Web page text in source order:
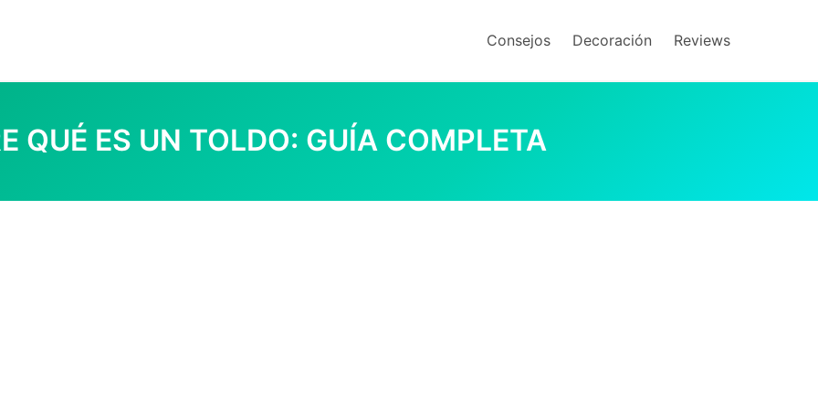
Consejos Decoración Reviews
QUÉ ES UN TOLDO: GUÍA COMPLETA